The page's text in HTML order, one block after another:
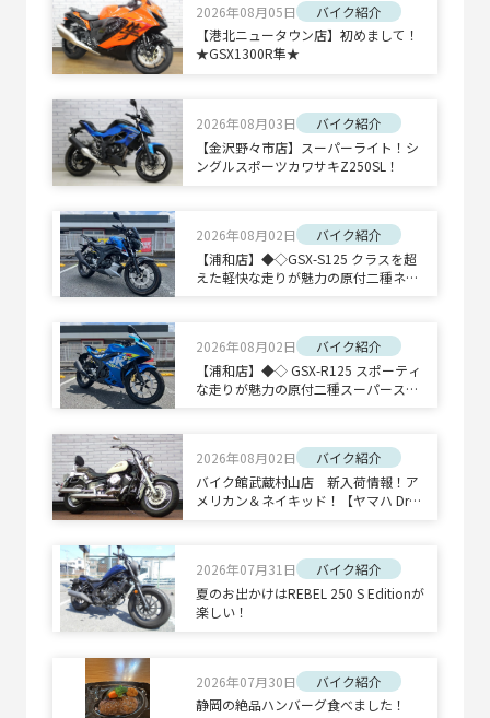
2026年08月05日
バイク紹介
【港北ニュータウン店】初めまして！
★GSX1300R隼★
2026年08月03日
バイク紹介
【金沢野々市店】スーパーライト！シ
ングルスポーツカワサキZ250SL！
2026年08月02日
バイク紹介
【浦和店】◆◇GSX-S125 クラスを超
えた軽快な走りが魅力の原付二種ネイ
2026年08月02日
バイク紹介
【浦和店】◆◇ GSX-R125 スポーティ
な走りが魅力の原付二種スーパースポ
2026年08月02日
バイク紹介
バイク館武蔵村山店 新入荷情報！ア
メリカン＆ネイキッド！【ヤマハ Drag
2026年07月31日
バイク紹介
夏のお出かけはREBEL 250 S Editionが
楽しい！
2026年07月30日
バイク紹介
静岡の絶品ハンバーグ食べました！